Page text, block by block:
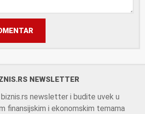
NEWSLETTER
newsletter i budite uvek u
finansijskim i ekonomskim temama